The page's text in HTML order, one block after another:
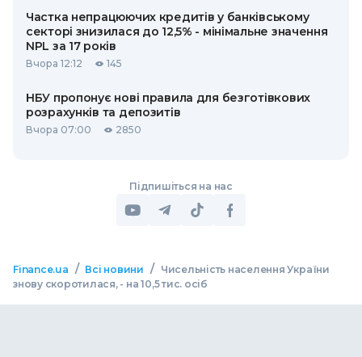
Частка непрацюючих кредитів у банківському
секторі знизилася до 12,5% - мінімальне значення
NPL за 17 років
Вчора 12:12 145
НБУ пропонує нові правила для безготівкових
розрахунків та депозитів
Вчора 07:00 2850
Підпишіться на нас
Finance.ua / Всі новини /
Чисельність населення України
знову скоротилася, - на 10,5 тис. осіб